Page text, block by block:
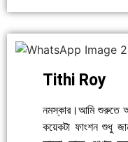
Tithi Roy
নমস্কার।আমি শুরুতে
কয়েকটা ফাংশন শুধু